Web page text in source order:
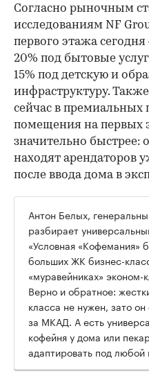
Согласно рыночным
исследованиям NF
первого этажа
20% под бытовые
15% под детскую и
инфраструктуру.
сейчас в премиальных
помещения на первых
значительно быстрее:
находят арендаторов
после ввода дома в
Антон Белых,
разбирает
«Условная «Кофемания»
больших ЖК бизнес-
«муравейниках» эконом-
Верно и обратное:
класса не нужен, зато
за МКАД. А есть
кофейня у дома или
адаптировать под любой